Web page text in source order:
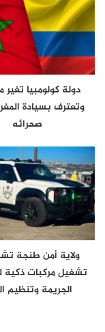
دولة كولومبيا تغير
وتعترف بسيادة
صحرائه
ولاية أمن طنجة
تشغيل مركبات ذكية
الجريمة وتنظيم